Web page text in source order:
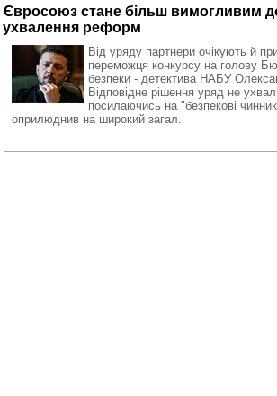
Євросоюз стане більш вимогливим
ухвалення реформ
Від уряду партнери очікують й
переможця конкурсу на голову
безпеки - детектива НАБУ
Відповідне рішення уряд не
посилаючись на "безпекові
оприлюднив на широкий загал.